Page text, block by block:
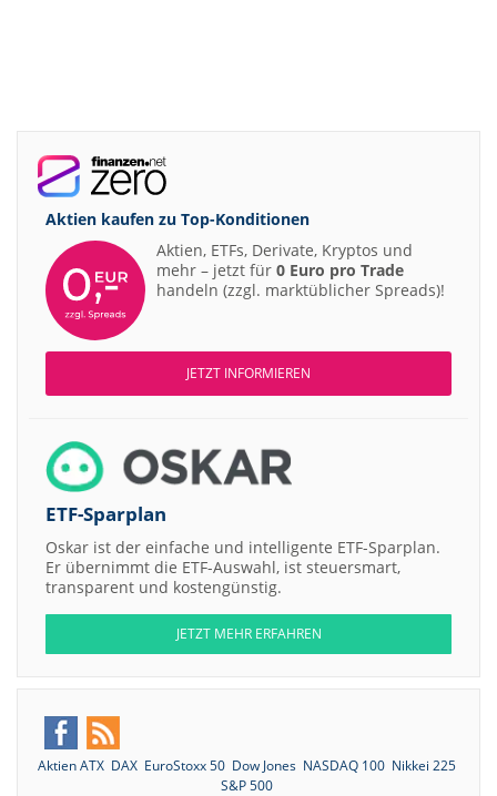
Aktien kaufen zu Top-Konditionen
Aktien, ETFs, Derivate, Kryptos und
mehr – jetzt für 0 Euro pro Trade
handeln (zzgl. marktüblicher Spreads)!
JETZT INFORMIEREN
ETF-Sparplan
Oskar ist der einfache und intelligente ETF-Sparplan.
Er übernimmt die ETF-Auswahl, ist steuersmart,
transparent und kostengünstig.
JETZT MEHR ERFAHREN
Aktien ATX DAX EuroStoxx 50 Dow Jones NASDAQ 100 Nikkei 225
S&P 500